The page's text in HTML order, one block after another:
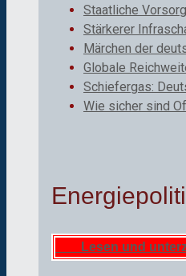
Staatliche
Stärkerer
Märchen der
Globale
Schiefergas:
Wie sicher sind
Lesen und